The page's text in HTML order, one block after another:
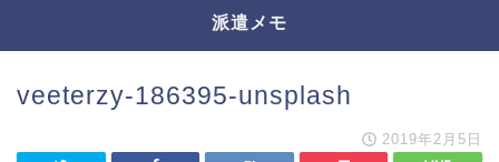
派遣メモ
veeterzy-186395-unsplash
2019年2月5日